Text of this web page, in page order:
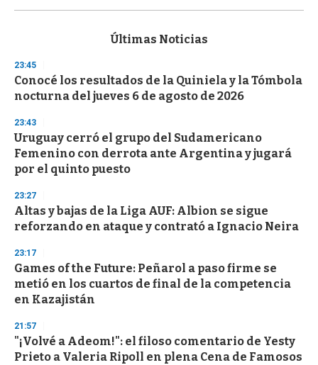
s
d
s
o
f
3
s
e
c
o
d
s
Últimas Noticias
23:45
Conocé los resultados de la Quiniela y la Tómbola
nocturna del jueves 6 de agosto de 2026
23:43
Uruguay cerró el grupo del Sudamericano
Femenino con derrota ante Argentina y jugará
por el quinto puesto
23:27
Altas y bajas de la Liga AUF: Albion se sigue
reforzando en ataque y contrató a Ignacio Neira
23:17
Games of the Future: Peñarol a paso firme se
metió en los cuartos de final de la competencia
en Kazajistán
21:57
"¡Volvé a Adeom!": el filoso comentario de Yesty
Prieto a Valeria Ripoll en plena Cena de Famosos